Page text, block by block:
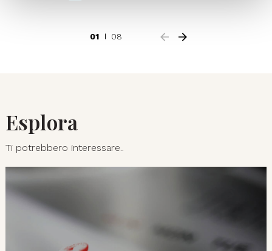
01 08
Esplora
Ti potrebbero interessare..